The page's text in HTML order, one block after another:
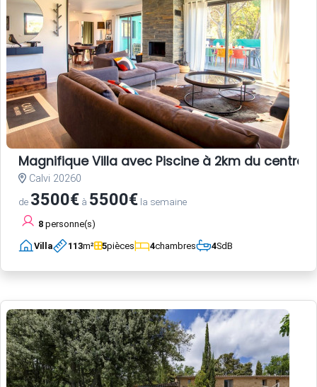
Magnifique Villa avec Piscine à 2km du centre-
Calvi 20260
de 3500€ à 5500€ la semaine
8 personne(s)
Villa 113m² 5pièces 4chambres 4SdB